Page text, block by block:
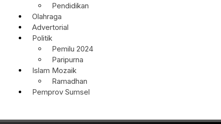
Pendidikan
Olahraga
Advertorial
Politik
Pemilu 2024
Paripurna
Islam Mozaik
Ramadhan
Pemprov Sumsel